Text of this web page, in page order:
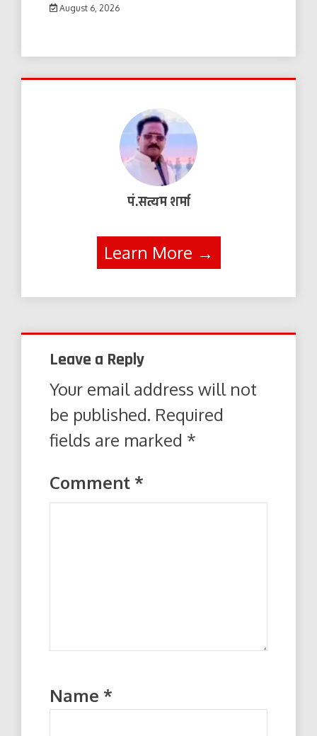
August 6, 2026
पं.सत्यम शर्मा
Learn More →
Leave a Reply
Your email address will not
be published. Required
fields are marked *
Comment *
Name *